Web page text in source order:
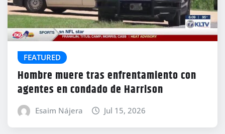
FEATURED
Hombre muere tras enfrentamiento con
agentes en condado de Harrison
Esaim Nájera Jul 15, 2026